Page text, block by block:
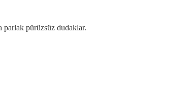
parlak pürüzsüz dudaklar.